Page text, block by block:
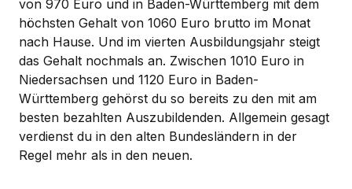
von 970 Euro und in Baden-Württemberg mit dem
höchsten Gehalt von 1060 Euro brutto im Monat
nach Hause. Und im vierten Ausbildungsjahr steigt
das Gehalt nochmals an. Zwischen 1010 Euro in
Niedersachsen und 1120 Euro in Baden-
Württemberg gehörst du so bereits zu den mit am
besten bezahlten Auszubildenden. Allgemein gesagt
verdienst du in den alten Bundesländern in der
Regel mehr als in den neuen.